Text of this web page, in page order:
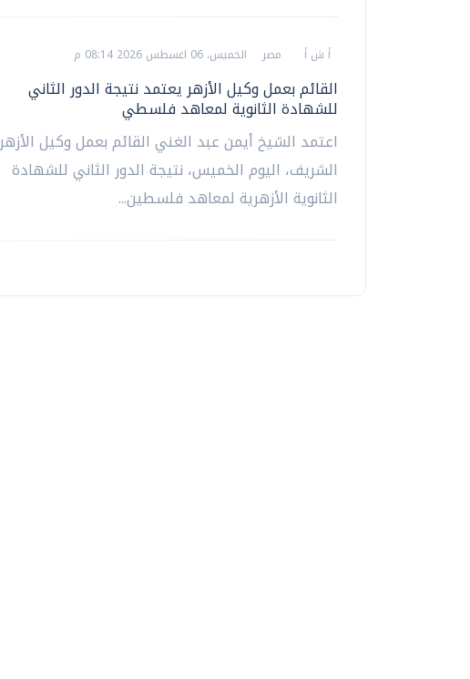
أ ش أ مصر الخميس، 06 اغسطس 2026 08:14 م
القائم بعمل وكيل الأزهر يعتمد نتيجة الدور الثاني
للشهادة الثانوية لمعاهد فلسطي
اعتمد الشيخ أيمن عبد الغني القائم بعمل وكيل الأزهر
الشريف، اليوم الخميس، نتيجة الدور الثاني للشهادة
الثانوية الأزهرية لمعاهد فلسطين...